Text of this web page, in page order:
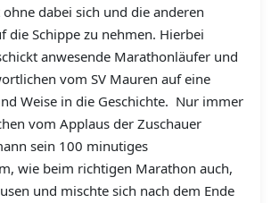
dabei sich und die anderen
die Schippe zu nehmen. Hierbei
anwesende Marathonläufer und
vom SV Mauren auf eine
Weise in die Geschichte. Nur immer
vom Applaus der Zuschauer
sein 100 minutiges
wie beim richtigen Marathon auch,
und mischte sich nach dem Ende